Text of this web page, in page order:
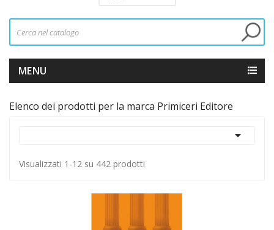
MENU
Elenco dei prodotti per la marca Primiceri Editore

Visualizzati 1-12 su 442 prodotti